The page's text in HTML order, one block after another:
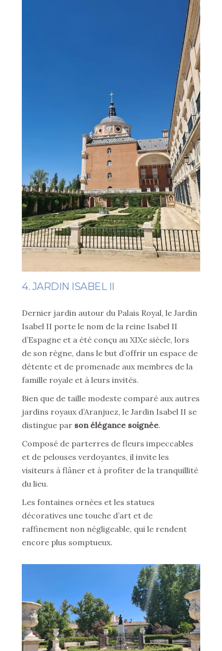
4. JARDIN ISABEL II
Dernier jardin autour du Palais Royal, le Jardin
Isabel II porte le nom de la reine Isabel II
d’Espagne et a été conçu au XIXe siècle, lors
de son règne, dans le but d’offrir un espace de
détente et de promenade aux membres de la
famille royale et à leurs invités.
Bien que de taille modeste comparé aux autres
jardins royaux d’Aranjuez, le Jardin Isabel II se
distingue par son élégance soignée.
Composé de parterres de fleurs impeccables
et de pelouses verdoyantes, il invite les
visiteurs à flâner et à profiter de la tranquillité
du lieu.
Les fontaines ornées et les statues
décoratives une touche d’art et de
raffinement non négligeable, qui le rendent
encore plus somptueux.